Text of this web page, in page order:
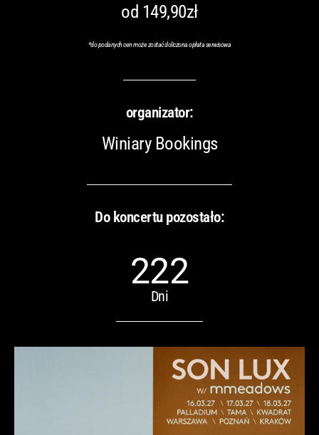
od 149,90zł
*do podanych cen może zostać doliczona opłata serwisowa
organizator:
Winiary Bookings
Do koncertu pozostało:
222
Dni